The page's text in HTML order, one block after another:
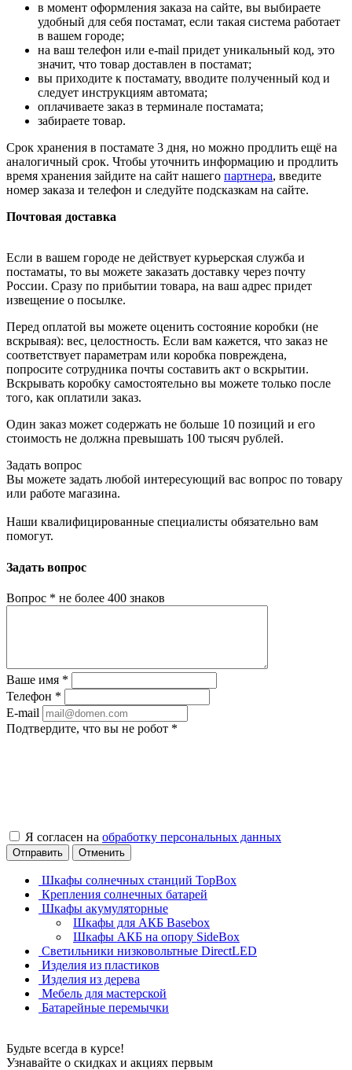
в момент оформления заказа на сайте, вы выбираете
удобный для себя постамат, если такая система работает
в вашем городе;
на ваш телефон или e-mail придет уникальный код, это
значит, что товар доставлен в постамат;
вы приходите к постамату, вводите полученный код и
следует инструкциям автомата;
оплачиваете заказ в терминале постамата;
забираете товар.
Срок хранения в постамате 3 дня, но можно продлить ещё на
аналогичный срок. Чтобы уточнить информацию и продлить
время хранения зайдите на сайт нашего партнера, введите
номер заказа и телефон и следуйте подсказкам на сайте.
Почтовая доставка
Если в вашем городе не действует курьерская служба и
постаматы, то вы можете заказать доставку через почту
России. Сразу по прибытии товара, на ваш адрес придет
извещение о посылке.
Перед оплатой вы можете оценить состояние коробки (не
вскрывая): вес, целостность. Если вам кажется, что заказ не
соответствует параметрам или коробка повреждена,
попросите сотрудника почты составить акт о вскрытии.
Вскрывать коробку самостоятельно вы можете только после
того, как оплатили заказ.
Один заказ может содержать не больше 10 позиций и его
стоимость не должна превышать 100 тысяч рублей.
Задать вопрос
Вы можете задать любой интересующий вас вопрос по товару
или работе магазина.
Наши квалифицированные специалисты обязательно вам
помогут.
Задать вопрос
Вопрос * не более 400 знаков
Ваше имя *
Телефон *
E-mail
Подтвердите, что вы не робот *
Я согласен на обработку персональных данных
Отправить Отменить
Шкафы солнечных станций TopBox
Крепления солнечных батарей
Шкафы акумуляторные
Шкафы для АКБ Basebox
Шкафы АКБ на опору SideBox
Светильники низковольтные DirectLED
Изделия из пластиков
Изделия из дерева
Мебель для мастерской
Батарейные перемычки
Будьте всегда в курсе!
Узнавайте о скидках и акциях первым